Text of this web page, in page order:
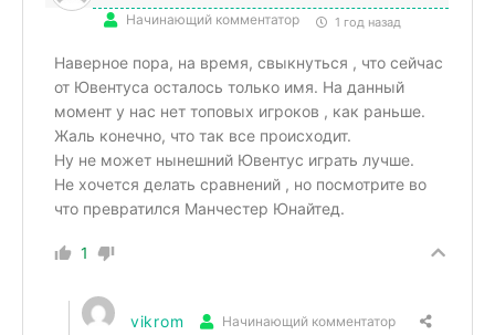
Начинающий комментатор 1 год назад
Наверное пора, на время, свыкнуться , что сейчас
от Ювентуса осталось только имя. На данный
момент у нас нет топовых игроков , как раньше.
Жаль конечно, что так все происходит.
Ну не может нынешний Ювентус играть лучше.
Не хочется делать сравнений , но посмотрите во
что превратился Манчестер Юнайтед.
1
vikrom Начинающий комментатор